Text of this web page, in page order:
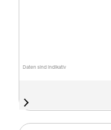
Daten sind indikativ